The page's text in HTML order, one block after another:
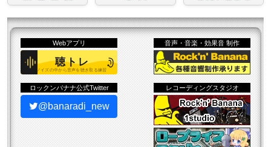
Webアプリ 音声・音楽・効果音 制作
ロックンバナナ公式Twitter
@banaradi_new
レコーディングスタジオ